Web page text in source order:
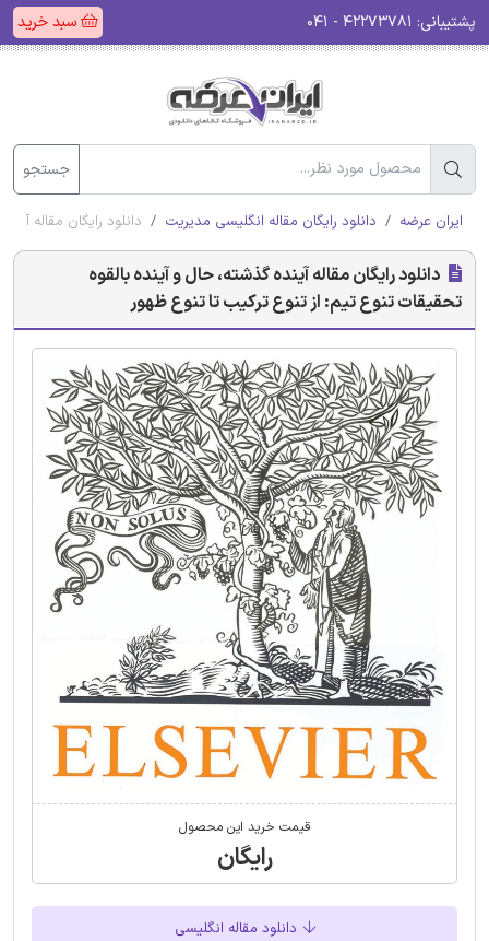
پشتیبانی: سبد خرید
جستجو
ایران عرضه دانلود رایگان مقاله انگلیسی مدیریت دانلود رایگان مقاله
دانلود رایگان مقاله آینده گذشته، حال و آینده بالقوه
تحقیقات تنوع تیم: از تنوع ترکیب تا تنوع ظهور
قیمت خرید این محصول
رایگان
دانلود مقاله انگلیسی